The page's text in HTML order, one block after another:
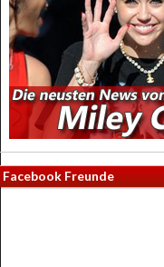
Facebook Freunde